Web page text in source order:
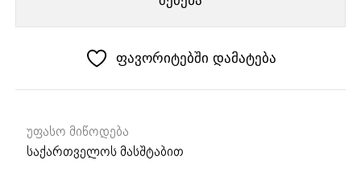
605
ფავორიტებში დამატება
უფასო მიწოდება
საქართველოს მასშტაბით